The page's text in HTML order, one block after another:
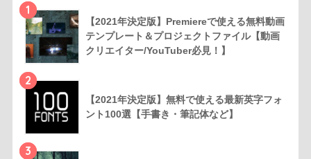
1
【2021年決定版】Premiereで使える無料動画
テンプレート＆プロジェクトファイル【動画
クリエイター/YouTuber必見！】
2
【2021年決定版】無料で使える最新英字フォ
ント100選【手書き・筆記体など】
3